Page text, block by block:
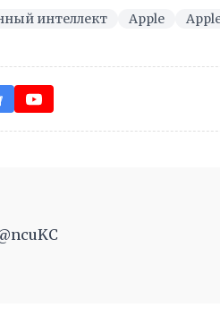
интеллект Apple